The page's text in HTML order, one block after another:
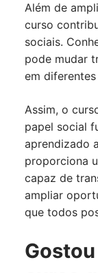
Além de
curso
sociais.
pode mudar
em
Assim, o
papel social
aprendizado
proporciona
capaz de
ampliar
que todos